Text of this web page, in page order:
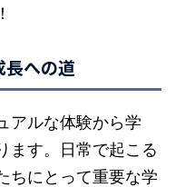
長への道
アルな体験から学
ます。日常で起こる
ちにとって重要な学